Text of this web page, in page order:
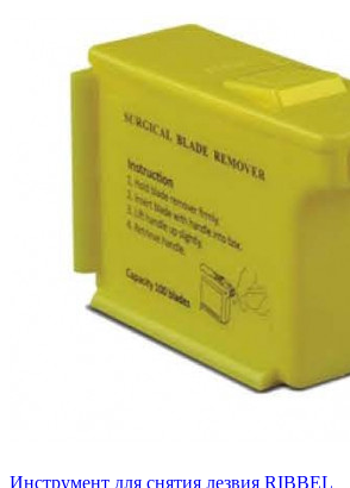
Инструмент для снятия лезвия RIBBEL